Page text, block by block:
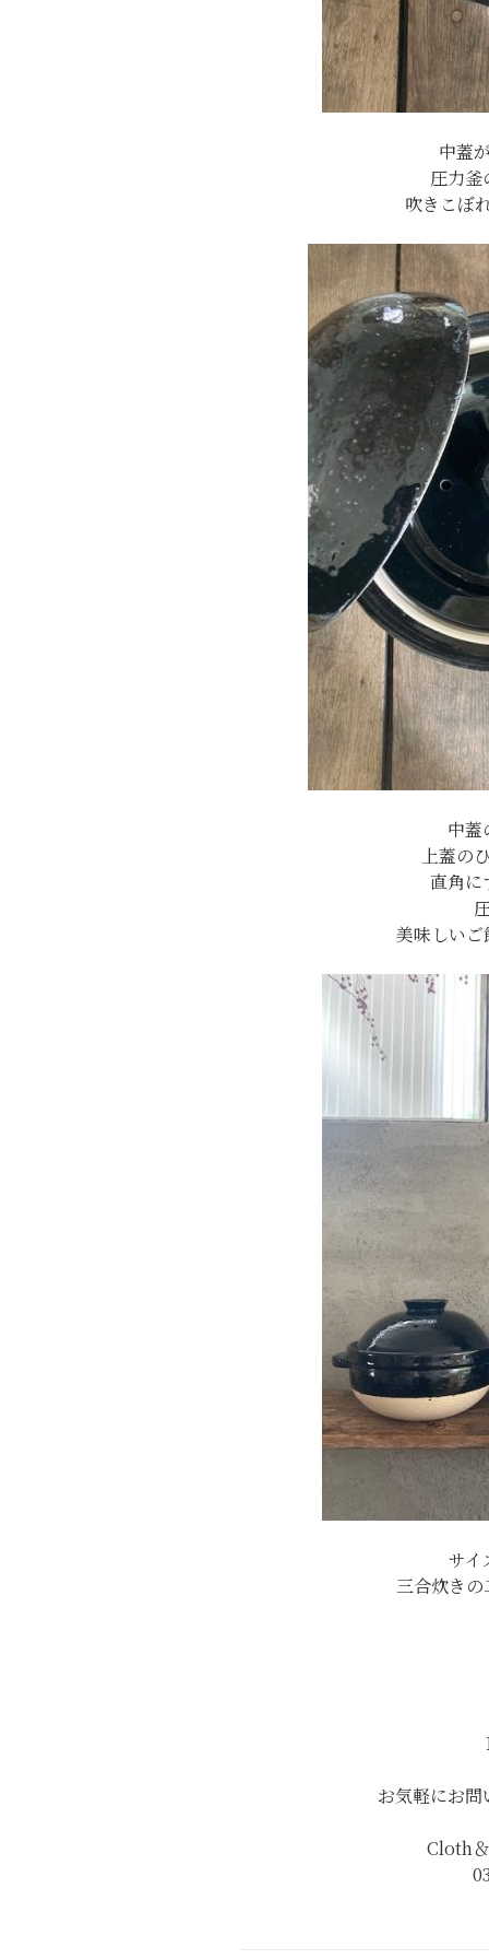
中蓋
圧力釜
吹きこぼ
中蓋
上蓋の
直角に
美味しい
サイ
三合炊き
お気軽にお
Cloth